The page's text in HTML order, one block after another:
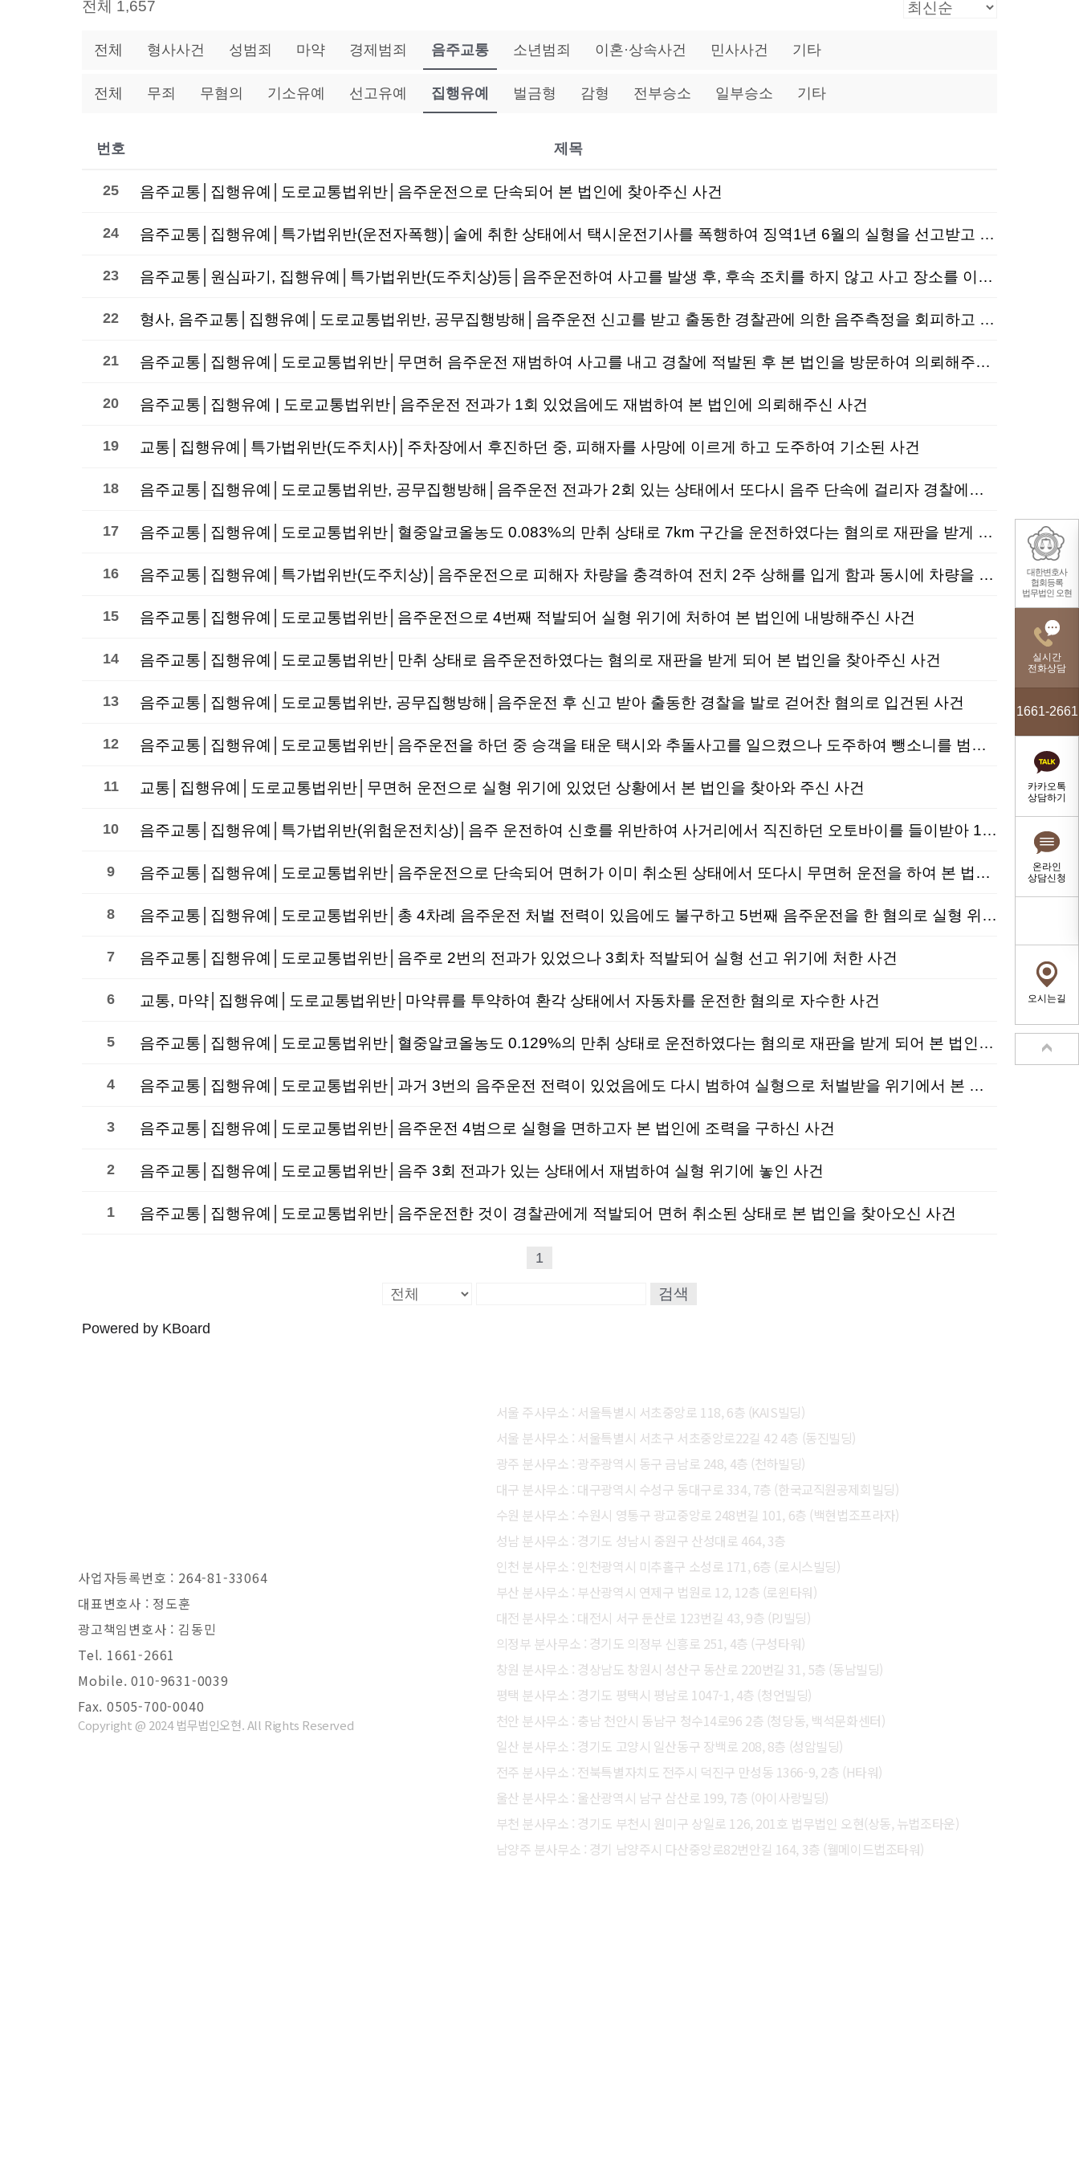
전체 1,657
전체 형사사건 성범죄 마약 경제범죄 음주교통 소년범죄 이혼·상속사건 민사사건 기타
전체 무죄 무혐의 기소유예 선고유예 집행유예 벌금형 감형 전부승소 일부승소 기타
번호 제목
25 음주교통│집행유예│도로교통법위반│음주운전으로 단속되어 본 법인에 찾아주신 사건
24 음주교통│집행유예│특가법위반(운전자폭행)│술에 취한 상태에서 택시운전기사를 폭행하여 징역1년 6월의 실형을 선고받고 감형을 위해 본 법인을 선임하신 사건
23 음주교통│원심파기, 집행유예│특가법위반(도주치상)등│음주운전하여 사고를 발생 후, 후속 조치를 하지 않고 사고 장소를 이탈한 혐의로 실형을 판결받고 항소심을 의뢰하신 사건
22 형사, 음주교통│집행유예│도로교통법위반, 공무집행방해│음주운전 신고를 받고 출동한 경찰관에 의한 음주측정을 회피하고 실랑이를 벌여 혐의가 추가된 사건
21 음주교통│집행유예│도로교통법위반│무면허 음주운전 재범하여 사고를 내고 경찰에 적발된 후 본 법인을 방문하여 의뢰해주신 사건
20 음주교통│집행유예 | 도로교통법위반│음주운전 전과가 1회 있었음에도 재범하여 본 법인에 의뢰해주신 사건
19 교통│집행유예│특가법위반(도주치사)│주차장에서 후진하던 중, 피해자를 사망에 이르게 하고 도주하여 기소된 사건
18 음주교통│집행유예│도로교통법위반, 공무집행방해│음주운전 전과가 2회 있는 상태에서 또다시 음주 단속에 걸리자 경찰에게 욕설을 하는 등 가중처벌 위기에 놓인 사건
17 음주교통│집행유예│도로교통법위반│혈중알코올농도 0.083%의 만취 상태로 7km 구간을 운전하였다는 혐의로 재판을 받게 되어 실형 위기에서 본 법인을 찾아주신 사건
16 음주교통│집행유예│특가법위반(도주치상)│음주운전으로 피해자 차량을 충격하여 전치 2주 상해를 입게 함과 동시에 차량을 손괴하고 도주한 혐의로 기소된 사건
15 음주교통│집행유예│도로교통법위반│음주운전으로 4번째 적발되어 실형 위기에 처하여 본 법인에 내방해주신 사건
14 음주교통│집행유예│도로교통법위반│만취 상태로 음주운전하였다는 혐의로 재판을 받게 되어 본 법인을 찾아주신 사건
13 음주교통│집행유예│도로교통법위반, 공무집행방해│음주운전 후 신고 받아 출동한 경찰을 발로 걷어찬 혐의로 입건된 사건
12 음주교통│집행유예│도로교통법위반│음주운전을 하던 중 승객을 태운 택시와 추돌사고를 일으켰으나 도주하여 뺑소니를 범하여 수사를 받게 된 사건
11 교통│집행유예│도로교통법위반│무면허 운전으로 실형 위기에 있었던 상황에서 본 법인을 찾아와 주신 사건
10 음주교통│집행유예│특가법위반(위험운전치상)│음주 운전하여 신호를 위반하여 사거리에서 직진하던 오토바이를 들이받아 12주의 상해를 가한 사건
9 음주교통│집행유예│도로교통법위반│음주운전으로 단속되어 면허가 이미 취소된 상태에서 또다시 무면허 운전을 하여 본 법인에 조력을 구해주신 사건
8 음주교통│집행유예│도로교통법위반│총 4차례 음주운전 처벌 전력이 있음에도 불구하고 5번째 음주운전을 한 혐의로 실형 위기에 처한 사건
7 음주교통│집행유예│도로교통법위반│음주로 2번의 전과가 있었으나 3회차 적발되어 실형 선고 위기에 처한 사건
6 교통, 마약│집행유예│도로교통법위반│마약류를 투약하여 환각 상태에서 자동차를 운전한 혐의로 자수한 사건
5 음주교통│집행유예│도로교통법위반│혈중알코올농도 0.129%의 만취 상태로 운전하였다는 혐의로 재판을 받게 되어 본 법인을 찾아와 주신 사건
4 음주교통│집행유예│도로교통법위반│과거 3번의 음주운전 전력이 있었음에도 다시 범하여 실형으로 처벌받을 위기에서 본 법인에 조력을 요청해 주신 사건
3 음주교통│집행유예│도로교통법위반│음주운전 4범으로 실형을 면하고자 본 법인에 조력을 구하신 사건
2 음주교통│집행유예│도로교통법위반│음주 3회 전과가 있는 상태에서 재범하여 실형 위기에 놓인 사건
1 음주교통│집행유예│도로교통법위반│음주운전한 것이 경찰관에게 적발되어 면허 취소된 상태로 본 법인을 찾아오신 사건
1
검색
Powered by KBoard
사업자등록번호 : 264-81-33064
대표변호사 : 정도훈
광고책임변호사 : 김동민
Tel. 1661-2661
Mobile. 010-9631-0039
Fax. 0505-700-0040
Copyright @ 2024 법무법인오현. All Rights Reserved
서울 주사무소 : 서울특별시 서초중앙로 118, 6층 (KAIS빌딩)
서울 분사무소 : 서울특별시 서초구 서초중앙로22길 42 4층 (동진빌딩)
광주 분사무소 : 광주광역시 동구 금남로 248, 4층 (천하빌딩)
대구 분사무소 : 대구광역시 수성구 동대구로 334, 7층 (한국교직원공제회빌딩)
수원 분사무소 : 수원시 영통구 광교중앙로 248번길 101, 6층 (백현법조프라자)
성남 분사무소 : 경기도 성남시 중원구 산성대로 464, 3층
인천 분사무소 : 인천광역시 미추홀구 소성로 171, 6층 (로시스빌딩)
부산 분사무소 : 부산광역시 연제구 법원로 12, 12층 (로윈타워)
대전 분사무소 : 대전시 서구 둔산로 123번길 43, 9층 (PJ빌딩)
의정부 분사무소 : 경기도 의정부 신흥로 251, 4층 (구성타워)
창원 분사무소 : 경상남도 창원시 성산구 동산로 220번길 31, 5층 (동남빌딩)
평택 분사무소 : 경기도 평택시 평남로 1047-1, 4층 (청언빌딩)
천안 분사무소 : 충남 천안시 동남구 청수14로96 2층 (청당동, 백석문화센터)
일산 분사무소 : 경기도 고양시 일산동구 장백로 208, 8층 (성암빌딩)
전주 분사무소 : 전북특별자치도 전주시 덕진구 만성동 1366-9, 2층 (H타워)
울산 분사무소 : 울산광역시 남구 삼산로 199, 7층 (아이사랑빌딩)
부천 분사무소 : 경기도 부천시 원미구 상일로 126, 201호 법무법인 오현(상동, 뉴법조타운)
남양주 분사무소 : 경기 남양주시 다산중앙로82번안길 164, 3층 (웰메이드법조타워)
대한변호사
협회등록
법무법인 오현
실시간
전화상담
1661-2661
카카오톡
상담하기
온라인
상담신청
오시는길